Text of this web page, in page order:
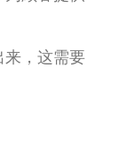
来，这需要